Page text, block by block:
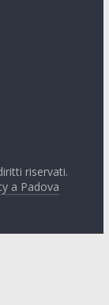
riservati.
a Padova